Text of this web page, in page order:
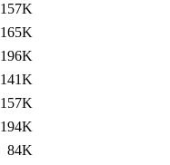
157K
165K
196K
141K
157K
194K
84K